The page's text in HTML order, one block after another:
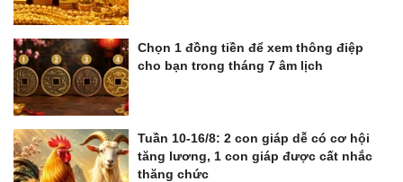
Chọn 1 đồng tiền để xem thông điệp
cho bạn trong tháng 7 âm lịch
Tuần 10-16/8: 2 con giáp dễ có cơ hội
tăng lương, 1 con giáp được cất nhắc
thăng chức